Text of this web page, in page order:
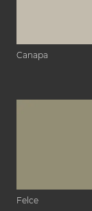
Canapa
Felce